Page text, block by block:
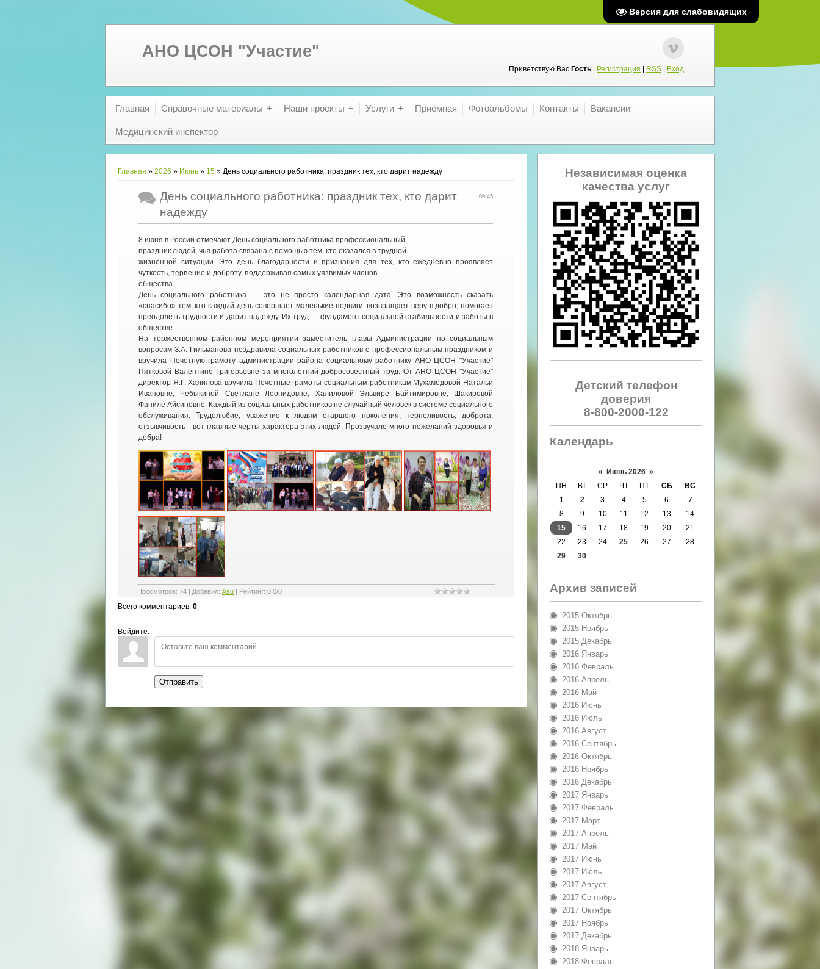
Версия для слабовидящих
АНО ЦСОН "Участие"
Приветствую Вас Гость Регистрация RSS Вход
Главная Справочные материалы Наши проекты Услуги Приёмная Фотоальбомы Контакты Вакансии
Медицинский инспектор
Главная » 2026 » Июнь » 15 » День социального работника: праздник тех, кто дарит надежду
09:45
День социального работника: праздник тех, кто дарит
надежду
8 июня в России отмечают День социального работника профессиональный
праздник людей, чья работа связана с помощью тем, кто оказался в трудной
жизненной ситуации. Это день благодарности и признания для тех, кто ежедневно проявляет
чуткость, терпение и доброту, поддерживая самых уязвимых членов
общества.
День социального работника — это не просто календарная дата. Это возможность сказать
«спасибо» тем, кто каждый день совершает маленькие подвиги: возвращает веру в добро, помогает
преодолеть трудности и дарит надежду. Их труд — фундамент социальной стабильности и заботы в
обществе.
На торжественном районном мероприятии заместитель главы Администрации по социальным
вопросам З.А. Гильманова поздравила социальных работников с профессиональным праздником и
вручила Почётную грамоту администрации района социальному работнику АНО ЦСОН "Участие"
Пятковой Валентине Григорьевне за многолетний добросовестный труд. От АНО ЦСОН "Участие"
директор Я.Г. Халилова вручила Почетные грамоты социальным работникам Мухамедовой Натальи
Ивановне, Чебыкиной Светлане Леонидовне, Халиловой Эльвире Байтимировне, Шакировой
Фаниле Айсиновне. Каждый из социальных работников не случайный человек в системе социального
обслуживания. Трудолюбие, уважение к людям старшего поколения, терпеливость, доброта,
отзывчивость - вот главные черты характера этих людей. Прозвучало много пожеланий здоровья и
добра!
Просмотров: 74 | Добавил: Asu | Рейтинг: 0.0/0
Всего комментариев: 0
Войдите:
Отправить
Независимая оценка
качества услуг
Детский телефон
доверия
8-800-2000-122
Календарь
« Июнь 2026 »
ПН
ВТ СР ЧТ ПТ СБ
ВС
1
2 3 4 5 6
7
8
9 10 11 12 13
14
15
16 17 18 19 20
21
22
23 24 25 26 27
28
29
30
Архив записей
2015 Октябрь
2015 Ноябрь
2015 Декабрь
2016 Январь
2016 Февраль
2016 Апрель
2016 Май
2016 Июнь
2016 Июль
2016 Август
2016 Сентябрь
2016 Октябрь
2016 Ноябрь
2016 Декабрь
2017 Январь
2017 Февраль
2017 Март
2017 Апрель
2017 Май
2017 Июнь
2017 Июль
2017 Август
2017 Сентябрь
2017 Октябрь
2017 Ноябрь
2017 Декабрь
2018 Январь
2018 Февраль